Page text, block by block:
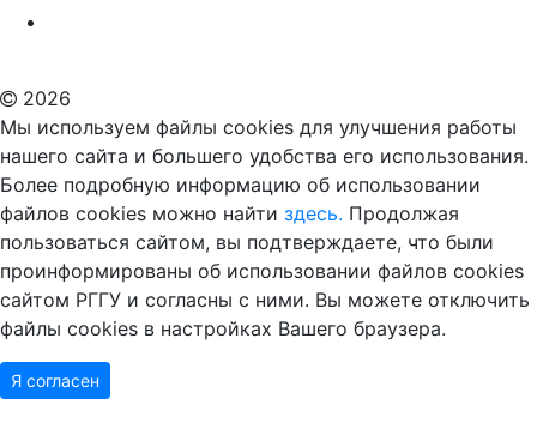
2026
Мы используем файлы cookies для улучшения работы
нашего сайта и большего удобства его использования.
Более подробную информацию об использовании
файлов cookies можно найти здесь. Продолжая
пользоваться сайтом, вы подтверждаете, что были
проинформированы об использовании файлов cookies
сайтом РГГУ и согласны с ними. Вы можете отключить
файлы cookies в настройках Вашего браузера.
Я согласен